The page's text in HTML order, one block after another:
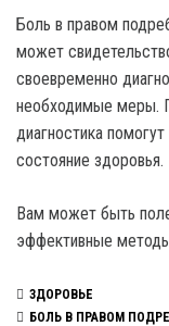
Боль в правом
может
своевременно
необходимые меры.
диагностика
состояние здоровья.
Вам может быть
эффективные
ЗДОРОВЬЕ
БОЛЬ В ПРАВОМ